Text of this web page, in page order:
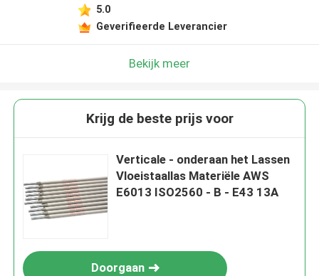
5.0
Geverifieerde Leverancier
Bekijk meer
Krijg de beste prijs voor
Verticale - onderaan het Lassen
Vloeistaallas Materiële AWS
E6013 ISO2560 - B - E43 13A
Doorgaan